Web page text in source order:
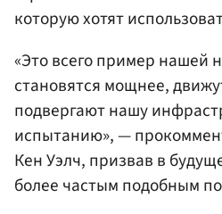
которую хотят
«Это всего пример
становятся мощнее,
подвергают нашу
испытанию», —
Кен Уэлч, призвав в
более частым подобным